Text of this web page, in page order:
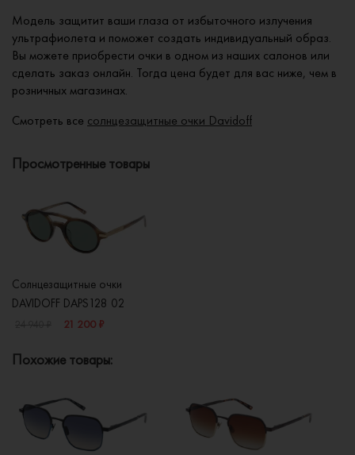
Модель защитит ваши глаза от избыточного излучения
ультрафиолета и поможет создать индивидуальный образ.
Вы можете приобрести очки в одном из наших салонов или
сделать заказ онлайн. Тогда цена будет для вас ниже, чем в
розничных магазинах.
Смотреть все солнцезащитные очки Davidoff
Просмотренные товары
Солнцезащитные очки
DAVIDOFF DAPS128 02
21 200 ₽
Похожие товары: